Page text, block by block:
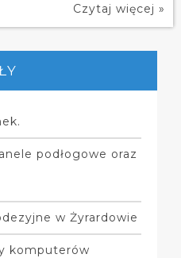
Czytaj więcej »
podłogowe oraz
w Żyrardowie
komputerów